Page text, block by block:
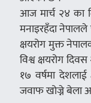
आज मार्च २४ का
मनाइरहँदा नेपालले
क्षयरोग मुक्त
विश्व क्षयरोग
१७ वर्षमा
जवाफ खोज्ने बेला